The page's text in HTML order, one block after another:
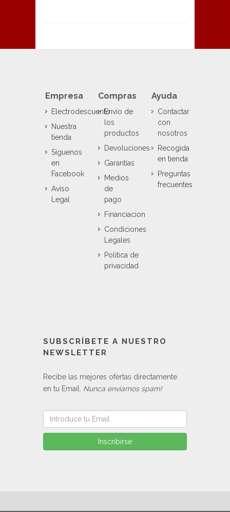
Empresa
Electrodescuento
Nuestra
tienda
Síguenos
en
Facebook
Aviso
Legal
Compras
Envío de
los
productos
Devoluciones
Garantías
Medios
de
pago
Financiacion
Condiciones
Legales
Politica de
privacidad
Ayuda
Contactar
con
nosotros
Recogida
en tienda
Preguntas
frecuentes
SUBSCRÍBETE A NUESTRO
NEWSLETTER
Recibe las mejores ofertas directamente
en tu Email. Nunca enviamos spam!
Inscribirse